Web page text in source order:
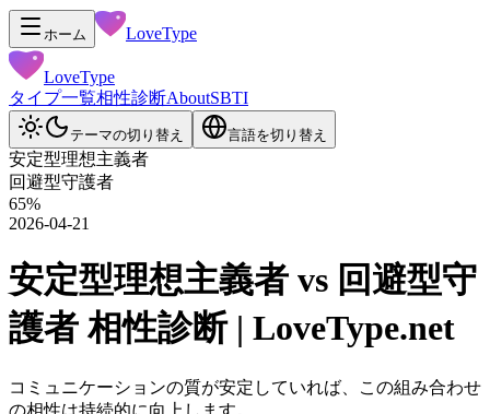
ホーム LoveType
LoveType
タイプ一覧相性診断AboutSBTI
テーマの切り替え 言語を切り替え
安定型理想主義者
回避型守護者
65%
2026-04-21
安定型理想主義者 vs 回避型守
護者 相性診断 | LoveType.net
コミュニケーションの質が安定していれば、この組み合わせ
の相性は持続的に向上します。